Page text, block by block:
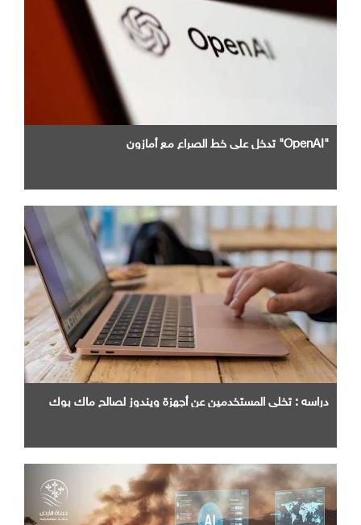
"OpenAI" تدخل علي خط الصراع مع أمازون
دراسه : تخلي المستخدمين عن أجهزة ويندوز لصالح ماك بوك